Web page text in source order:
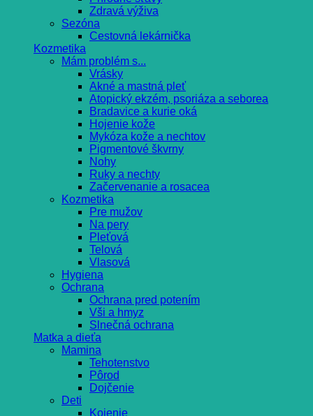
Zdravá výživa
Sezóna
Cestovná lekárnička
Kozmetika
Mám problém s...
Vrásky
Akné a mastná pleť
Atopický ekzém, psoriáza a seborea
Bradavice a kurie oká
Hojenie kože
Mykóza kože a nechtov
Pigmentové škvrny
Nohy
Ruky a nechty
Začervenanie a rosacea
Kozmetika
Pre mužov
Na pery
Pleťová
Telová
Vlasová
Hygiena
Ochrana
Ochrana pred potením
Vši a hmyz
Slnečná ochrana
Matka a dieťa
Mamina
Tehotenstvo
Pôrod
Dojčenie
Deti
Kojenie